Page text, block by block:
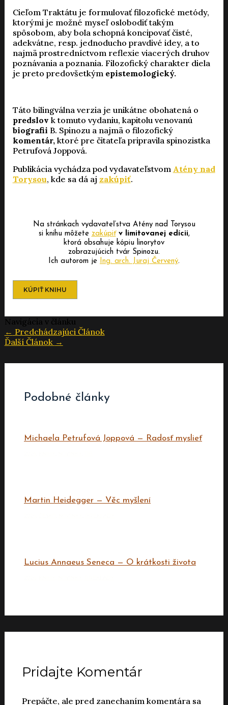
Cieľom Traktátu je formulovať filozofické metódy,
ktorými je možné myseľ oslobodiť takým
spôsobom, aby bola schopná koncipovať čisté,
adekvátne, resp. jednoducho pravdivé idey, a to
najmä prostredníctvom reflexie viacerých druhov
poznávania a poznania. Filozofický charakter diela
je preto predovšetkým epistemologický.
Táto bilingválna verzia je unikátne obohatená o
predslov k tomuto vydaniu, kapitolu venovanú
biografii B. Spinozu a najmä o filozofický
komentár,ktoré pre čitateľa pripravila spinozistka
Petrufová Joppová.
Publikácia vychádza pod vydavateľstvom Atény nad
Torysou, kde sa dá aj zakúpiť.
Na stránkach vydavateľstva Atény nad Torysou
si knihu môžete zakúpiť v limitovanej edícii,
ktorá obsahuje kópiu linorytov
zobrazujúcich tvár Spinozu.
Ich autorom je Ing. arch. Juraj Červený.
KÚPIŤ KNIHU
Navigácia v článku
← Predchádzajúci Článok
Ďalší Článok →
Podobné články
Michaela Petrufová Joppová — Radosť myslieť
Martin Heidegger — Věc myšlení
Lucius Annaeus Seneca — O krátkosti života
Pridajte Komentár
Prepáčte, ale pred zanechaním komentára sa